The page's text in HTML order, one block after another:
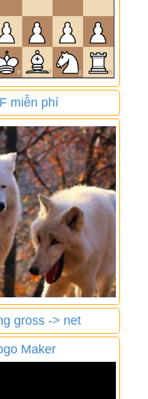
miễn phí
gross -> net
Maker